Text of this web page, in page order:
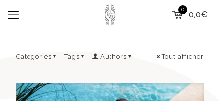
0
0,0€
Categories Tags Authors Tout afficher